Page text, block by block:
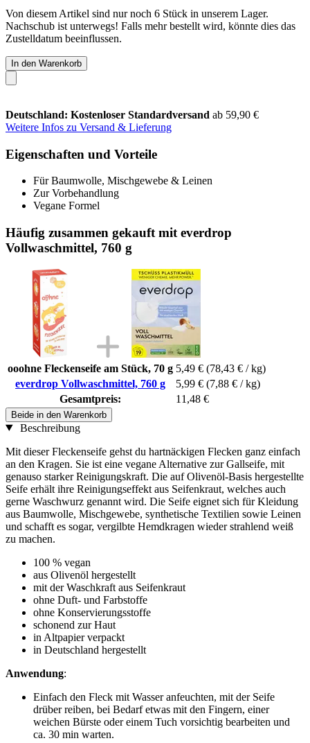
Von diesem Artikel sind nur noch 6 Stück in unserem Lager.
Nachschub ist unterwegs! Falls mehr bestellt wird, könnte dies das
Zustelldatum beeinflussen.
In den Warenkorb
Deutschland: Kostenloser Standardversand ab 59,90 €
Weitere Infos zu Versand & Lieferung
Eigenschaften und Vorteile
Für Baumwolle, Mischgewebe & Leinen
Zur Vorbehandlung
Vegane Formel
Häufig zusammen gekauft mit everdrop
Vollwaschmittel, 760 g
ooohne Fleckenseife am Stück, 70 g 5,49 € (78,43 € / kg)
everdrop Vollwaschmittel, 760 g
5,99 € (7,88 € / kg)
Gesamtpreis:
11,48 €
Beide in den Warenkorb
Beschreibung
Mit dieser Fleckenseife gehst du hartnäckigen Flecken ganz einfach
an den Kragen. Sie ist eine vegane Alternative zur Gallseife, mit
genauso starker Reinigungskraft. Die auf Olivenöl-Basis hergestellte
Seife erhält ihre Reinigungseffekt aus Seifenkraut, welches auch
gerne Waschwurz genannt wird. Die Seife eignet sich für Kleidung
aus Baumwolle, Mischgewebe, synthetische Textilien sowie Leinen
und schafft es sogar, vergilbte Hemdkragen wieder strahlend weiß
zu machen.
100 % vegan
aus Olivenöl hergestellt
mit der Waschkraft aus Seifenkraut
ohne Duft- und Farbstoffe
ohne Konservierungsstoffe
schonend zur Haut
in Altpapier verpackt
in Deutschland hergestellt
Anwendung:
Einfach den Fleck mit Wasser anfeuchten, mit der Seife
drüber reiben, bei Bedarf etwas mit den Fingern, einer
weichen Bürste oder einem Tuch vorsichtig bearbeiten und
ca. 30 min warten.